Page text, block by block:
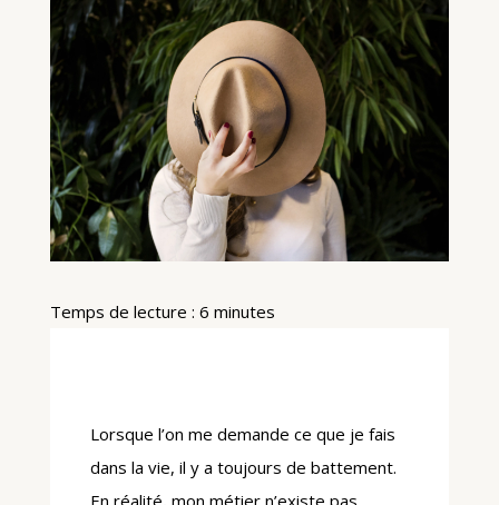
Temps de lecture : 6 minutes
Lorsque l’on me demande ce que je fais
dans la vie, il y a toujours de battement.
En réalité, mon métier n’existe pas